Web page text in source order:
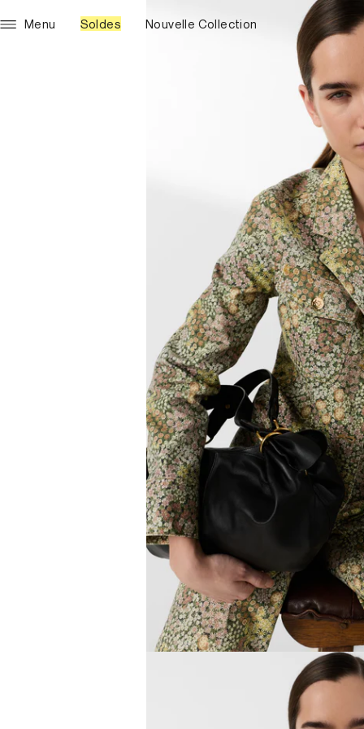
Menu Soldes Nouvelle Collection